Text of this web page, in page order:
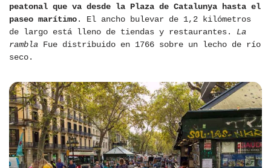
peatonal que va desde la Plaza de Catalunya hasta el
paseo marítimo. El ancho bulevar de 1,2 kilómetros
de largo está lleno de tiendas y restaurantes. La
rambla Fue distribuido en 1766 sobre un lecho de río
seco.